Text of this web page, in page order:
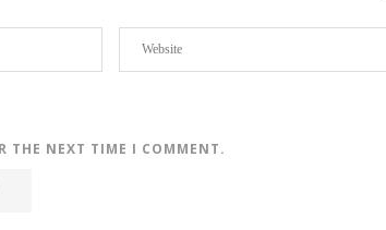
THE NEXT TIME I COMMENT.